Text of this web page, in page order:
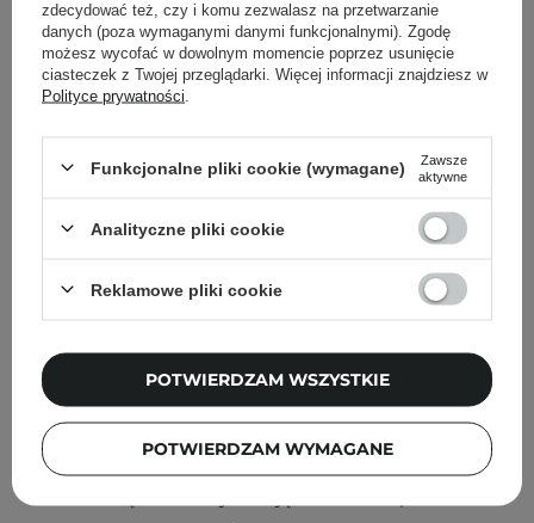
Inni klienci sprawdzali również
Pyunkang Yul - Low pH Pore Deep Cleansing Foam -
zdecydować też, czy i komu zezwalasz na przetwarzanie
danych (poza wymaganymi danymi funkcjonalnymi). Zgodę
możesz wycofać w dowolnym momencie poprzez usunięcie
ciasteczek z Twojej przeglądarki. Więcej informacji znajdziesz w
Polityce prywatności
Funkcjonalne pliki cookie (wymagane)
Zawsze
aktywne
Analityczne pliki cookie
Reklamowe pliki cookie
POTWIERDZAM WYMAGANE
POTWIERDZAM WSZYSTKIE